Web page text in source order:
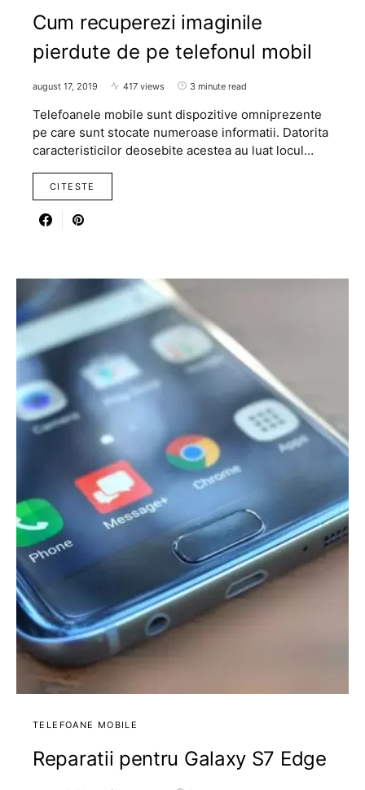
Cum recuperezi imaginile
pierdute de pe telefonul mobil
august 17, 2019 417 views 3 minute read
Telefoanele mobile sunt dispozitive omniprezente
pe care sunt stocate numeroase informatii. Datorita
caracteristicilor deosebite acestea au luat locul…
CITESTE
TELEFOANE MOBILE
Reparatii pentru Galaxy S7 Edge